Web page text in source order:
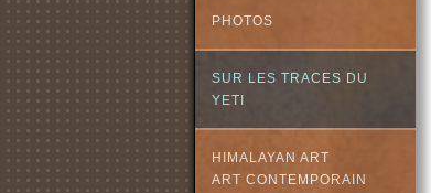
PHOTOS
SUR LES TRACES DU
YETI
HIMALAYAN ART
ART CONTEMPORAIN